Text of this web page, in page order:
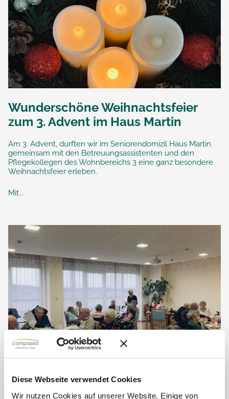
Diese Webseite verwendet Cookies
Wir nutzen Cookies auf unserer Website. Einige von
Wunderschöne Weihnachtsfeier
zum 3. Advent im Haus Martin
Am 3. Advent, durften wir im Seniorendomizil Haus Martin
gemeinsam mit den Betreuungsassistenten und den
Pflegekollegen des Wohnbereichs 3 eine ganz besondere
Weihnachtsfeier erleben.
Mit...
Gemeinsamkeit am 2. Advent –